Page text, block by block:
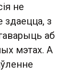
не
здаецца, з
аб
мэтах. А